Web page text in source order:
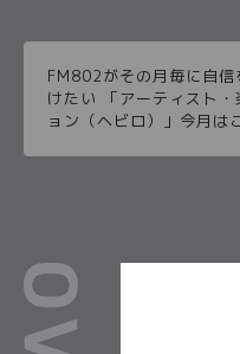
EVENT
HEAVY ROTATION
FM802がその月毎に自
けたい 「アーティスト
ョン（ヘビロ）」今月は